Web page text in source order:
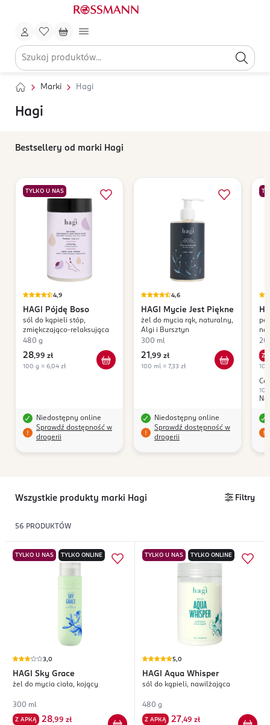
Marki Hagi
Hagi
Bestsellery od marki Hagi
TYLKO U NAS
4,9
HAGI Pójdę Boso
sól do kąpieli stóp,
zmiękczająco-relaksująca
480 g
28,99 zł
100 g = 6,04 zł
Niedostępny online
Sprawdź dostępność w
drogerii
4,6
HAGI Mycie Jest Piękne
żel do mycia rąk, naturalny,
Algi i Bursztyn
300 ml
21 ,99 zł
100 ml = 7,33 zł
Niedostępny online
Sprawdź dostępność w
drogerii
Z
100
Wszystkie produkty marki Hagi Filtry
56 PRODUKTÓW
TYLKO U NAS TYLKO ONLINE
3,0
HAGI Sky Grace
żel do mycia ciała, kojący
300 ml
Z APKĄ 28,99 zł
TYLKO U NAS TYLKO ONLINE
5,0
HAGI Aqua Whisper
sól do kąpieli, nawilżająca
480 g
Z APKĄ 27,49 zł